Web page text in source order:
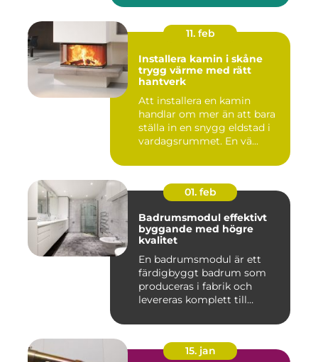
11. feb
Installera kamin i skåne
trygg värme med rätt
hantverk
Att installera en kamin
handlar om mer än att bara
ställa in en snygg eldstad i
vardagsrummet. En vä...
01. feb
Badrumsmodul effektivt
byggande med högre
kvalitet
En badrumsmodul är ett
färdigbyggt badrum som
produceras i fabrik och
levereras komplett till
15. jan